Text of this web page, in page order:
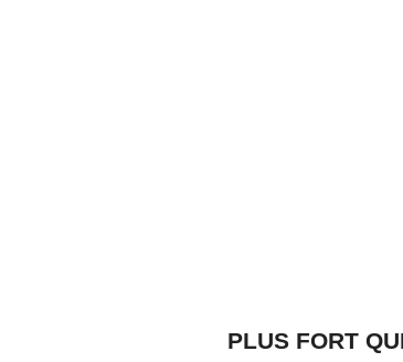
PLUS FORT